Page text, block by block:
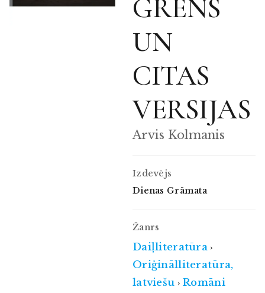
GRĒNS
UN
CITAS
VERSIJAS
Arvis Kolmanis
Izdevējs
Dienas Grāmata
Žanrs
Daiļliteratūra ›
Oriģinālliteratūra,
latviešu ›Romāni